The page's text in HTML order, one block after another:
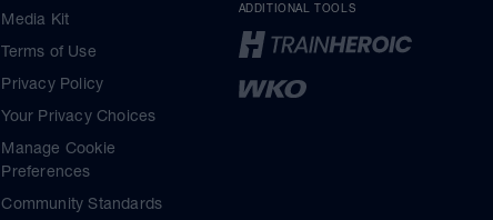
Media Kit
Terms of Use
Privacy Policy
Your Privacy Choices
Manage Cookie
Preferences
Community Standards
ADDITIONAL TOOLS